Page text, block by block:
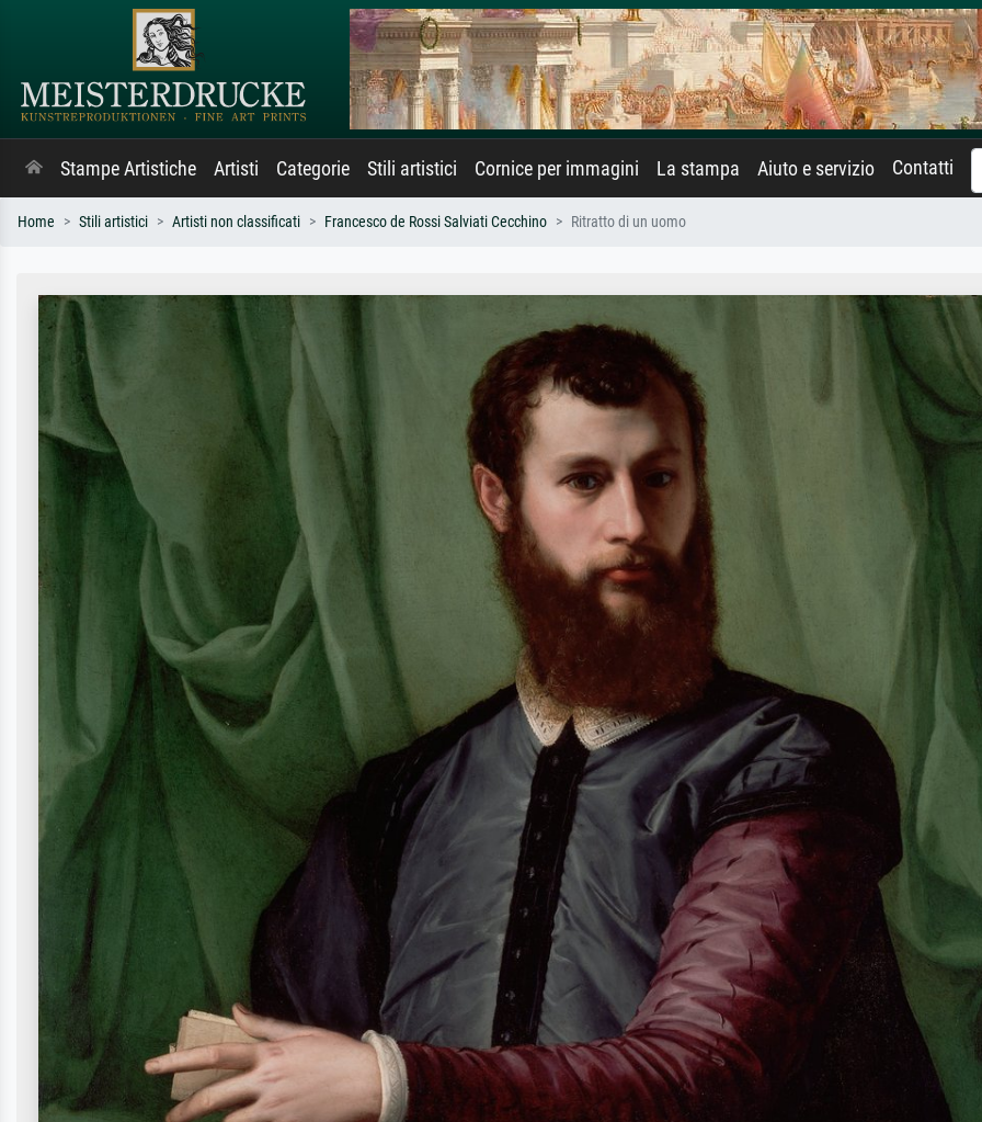
Stampe Artistiche Artisti Categorie Stili artistici Cornice per immagini La stampa Aiuto e servizio Contatti
Home Stili artistici Artisti non classificati Francesco de Rossi Salviati Cecchino Ritratto di un uomo